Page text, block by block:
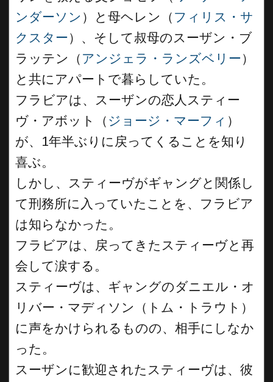
ンダーソン ）と母ヘレン（ フィリス・サ
クスター）、そして叔母のスーザン・ブ
ラッテン（ アンジェラ・ランズベリー）
と共にアパートで暮らしていた。
フラビアは、スーザンの恋人スティー
ヴ・アボット（ ジョージ・マーフィ ）
が、1年半ぶりに戻ってくることを知り
喜ぶ。
しかし、スティーヴがギャングと関係し
て刑務所に入っていたことを、フラビア
は知らなかった。
フラビアは、戻ってきたスティーヴと再
会して涙する。
スティーヴは、ギャングのダニエル・オ
リバー・マディソン（トム・トラウト）
に声をかけられるものの、相手にしなか
った。
スーザンに歓迎されたスティーヴは、彼